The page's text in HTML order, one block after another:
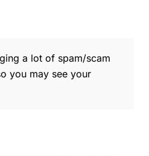
a lot of spam/scam
you may see your